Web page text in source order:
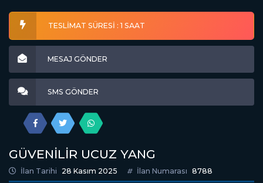
TESLİMAT SÜRESİ : 1 SAAT
MESAJ GÖNDER
SMS GÖNDER
GÜVENİLİR UCUZ YANG
İlan Tarihi 28 Kasım 2025 İlan Numarası 8788